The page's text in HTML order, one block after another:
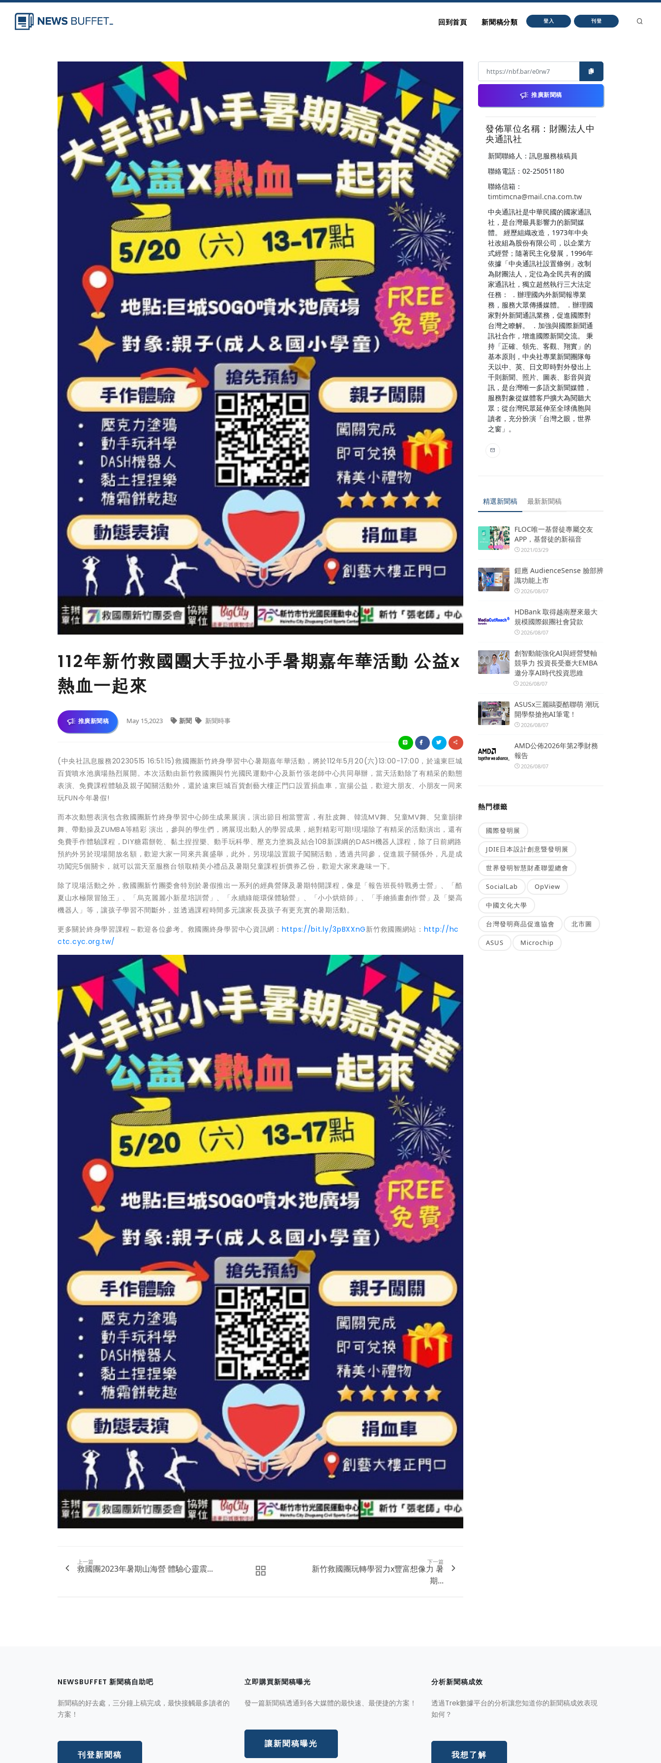
回到首頁 新聞稿分類 登入 刊登
112年新竹救國團大手拉小手暑期嘉年華活動 公益x
熱血一起來
推廣新聞稿 May 15,2023 新聞 新聞時事
(中央社訊息服務20230515 16:51:15)救國團新竹終身學習中心暑期嘉年華活動，將於112年5月20(六)13:00-17:00，於遠東巨城
百貨噴水池廣場熱烈展開。本次活動由新竹救國團與竹光國民運動中心及新竹張老師中心共同舉辦，當天活動除了有精采的動態
表演、免費課程體驗及親子闖關活動外，還於遠東巨城百貨創藝大樓正門口設置捐血車，宣揚公益，歡迎大朋友、小朋友一同來
玩FUN今年暑假!
而本次動態表演包含救國團新竹終身學習中心師生成果展演，演出節目相當豐富，有肚皮舞、韓流MV舞、兒童MV舞、兒童韻律
舞、帶動操及ZUMBA等精彩 演出，參與的學生們，將展現出動人的學習成果，絕對精彩可期!現場除了有精采的活動演出，還有
免費手作體驗課程，DIY糖霜餅乾、黏土捏捏樂、動手玩科學、壓克力塗鴉及結合108新課綱的DASH機器人課程，除了日前網路
預約外另於現場開放名額，歡迎大家一同來共襄盛舉，此外，另現場設置親子闖關活動，透過共同參，促進親子關係外，凡是成
功闖完5個關卡，就可以當天至服務台領取精美小禮品及暑期兒童課程折價券乙份，歡迎大家來趣味一下。
除了現場活動之外，救國團新竹團委會特別於暑假推出一系列的經典營隊及暑期特開課程，像是「報告班長特戰勇士營」、「酷
夏山水極限冒險王」、「烏克麗麗小新星培訓營」、「永續綠能環保體驗營」、「小小烘焙師」、「手繪插畫創作營」及「樂高
機器人」等，讓孩子學習不間斷外，並透過課程時間多元讓家長及孩子有更充實的暑期活動。
更多關於終身學習課程～歡迎各位參考。救國團終身學習中心資訊網： https://bit.ly/3pBXXnG新竹救國團網站： http://hc
ctc.cyc.org.tw/
上一篇
救國團2023年暑期山海營 體驗心靈震...
下一篇
新竹救國團玩轉學習力x豐富想像力 暑
期...
推廣新聞稿
發佈單位名稱：財團法人中
央通訊社
新聞聯絡人：訊息服務核稿員
聯絡電話：02-25051180
聯絡信箱：
timtimcna@mail.cna.com.tw
中央通訊社是中華民國的國家通訊
社，是台灣最具影響力的新聞媒
體。 經歷組織改造，1973年中央
社改組為股份有限公司，以企業方
式經營；隨著民主化發展，1996年
依據「中央通訊社設置條例」改制
為財團法人，定位為全民共有的國
家通訊社，獨立超然執行三大法定
任務： ．辦理國內外新聞報導業
務，服務大眾傳播媒體。 ．辦理國
家對外新聞通訊業務，促進國際對
台灣之瞭解。 ．加強與國際新聞通
訊社合作，增進國際新聞交流。 秉
持「正確、領先、客觀、翔實」的
基本原則，中央社專業新聞團隊每
天以中、英、日文即時對外發出上
千則新聞、照片、圖表、影音與資
訊，是台灣唯一多語文新聞媒體，
服務對象從媒體客戶擴大為閱聽大
眾；從台灣民眾延伸至全球僑胞與
讀者，充分扮演「台灣之眼，世界
之窗」。
精選新聞稿 最新新聞稿
FLOC唯一基督徒專屬交友
APP，基督徒的新福音
2021/03/29
鎧應 AudienceSense 臉部辨
識功能上市
2026/08/07
HDBank 取得越南歷來最大
規模國際銀團社會貸款
2026/08/07
創智動能強化AI與經營雙軸
競爭力 投資長受臺大EMBA
邀分享AI時代投資思維
2026/08/07
ASUSx三麗鷗耍酷聯萌 潮玩
開學祭搶抱AI筆電！
2026/08/07
AMD公佈2026年第2季財務
報告
2026/08/07
熱門標籤
國際發明展
JDIE日本設計創意暨發明展
世界發明智慧財產聯盟總會
SocialLab OpView
中國文化大學
台灣發明商品促進協會 北市圖
ASUS Microchip
NEWSBUFFET 新聞稿自助吧
新聞稿的好去處，三分鐘上稿完成，最快接觸最多讀者的
方案！
刊登新聞稿
立即購買新聞稿曝光
發一篇新聞稿透通到各大媒體的最快速、最便捷的方案！
讓新聞稿曝光
分析新聞稿成效
透過Trek數據平台的分析讓您知道你的新聞稿成效表現
如何？
我想了解